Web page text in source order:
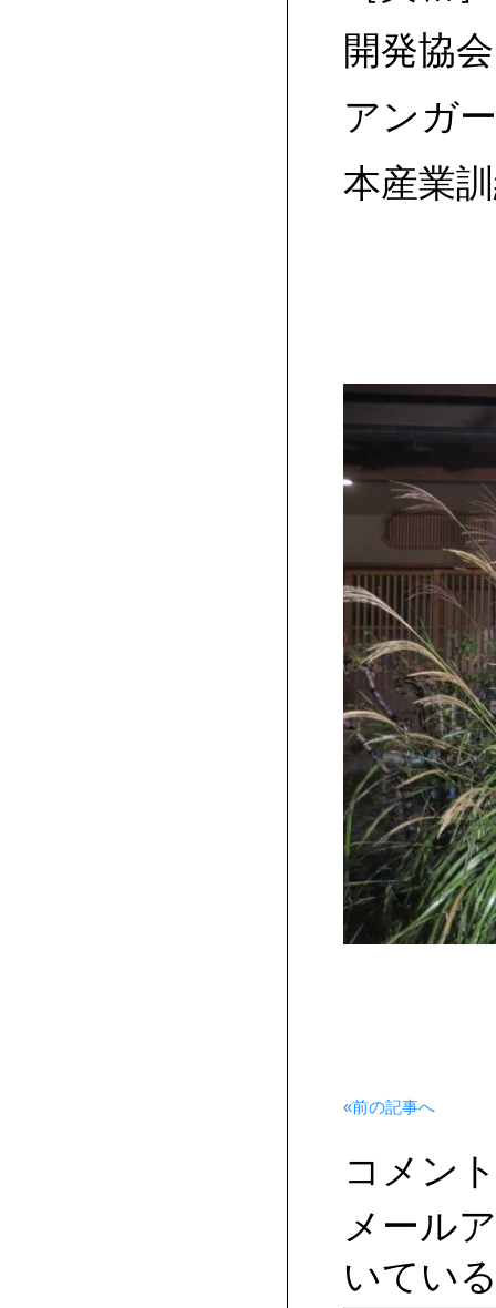
開発協
アンガ
本産業
«前の記事へ
コメン
メール
いてい